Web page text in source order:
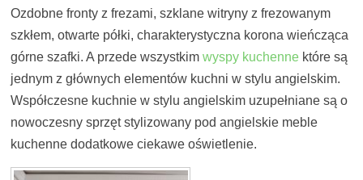
Ozdobne fronty z frezami, szklane witryny z frezowanym
szkłem, otwarte półki, charakterystyczna korona wieńcząca
górne szafki. A przede wszystkimwyspy kuchenne które są
jednym z głównych elementów kuchni w stylu angielskim.
Współczesne kuchnie w stylu angielskim uzupełniane są o
nowoczesny sprzęt stylizowany pod angielskie meble
kuchenne dodatkowe ciekawe oświetlenie.